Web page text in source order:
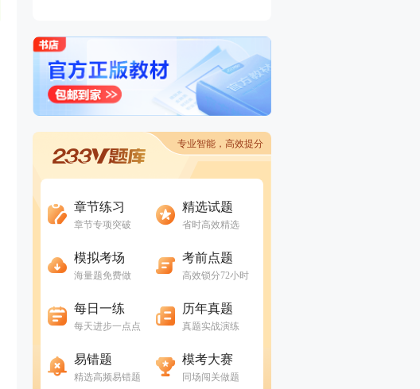
的“一哥”。
专业智能，高效提分
章节练习
章节专项突破
精选试题
省时高效精选
模拟考场
海量题免费做
考前点题
高效锁分72小时
每日一练
每天进步一点点
历年真题
真题实战演练
易错题
精选高频易错题
模考大赛
同场闯关做题